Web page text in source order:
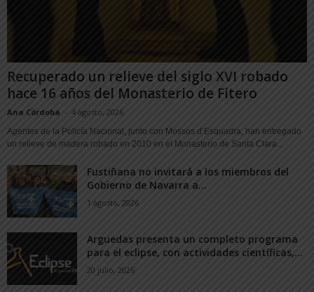
Recuperado un relieve del siglo XVI robado
hace 16 años del Monasterio de Fitero
Ana Córdoba - 4 agosto, 2026
Agentes de la Policía Nacional, junto con Mossos d’Esquadra, han entregado
un relieve de madera robado en 2010 en el Monasterio de Santa Clara...
Fustiñana no invitará a los miembros del
Gobierno de Navarra a...
1 agosto, 2026
Arguedas presenta un completo programa
para el eclipse, con actividades científicas,...
20 julio, 2026